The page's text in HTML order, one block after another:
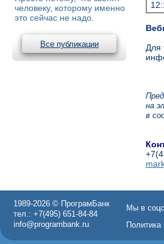
человеку, которому именно
это сейчас не надо.
Все публикации
Для
на
в
1989-2026 © ПрограмБанк
тел.: +7(495) 651-84-84
info@programbank.ru
Мы в